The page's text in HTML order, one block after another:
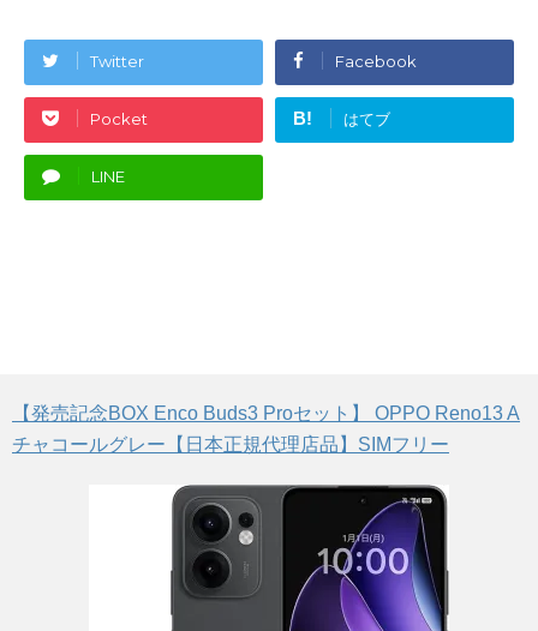
Twitter Facebook
Pocket B! はてブ
LINE
【発売記念BOX Enco Buds3 Proセット】 OPPO Reno13 A
チャコールグレー【日本正規代理店品】SIMフリー